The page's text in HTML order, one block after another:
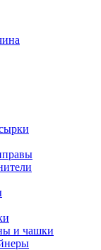
и чашки